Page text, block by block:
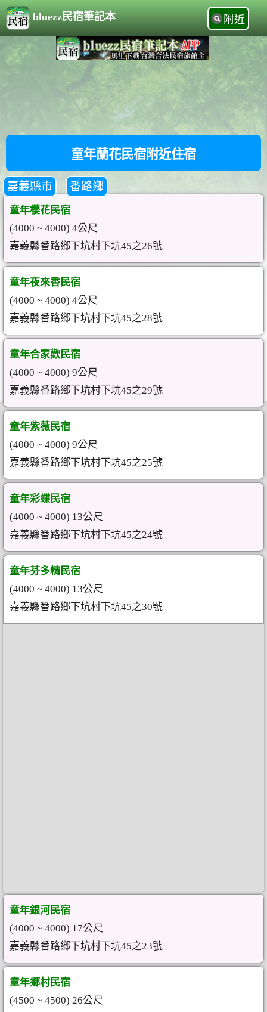
bluezz民宿筆記本 附近
童年蘭花民宿附近住宿
嘉義縣市 番路鄉
童年櫻花民宿
(4000 ~ 4000) 4公尺
嘉義縣番路鄉下坑村下坑45之26號
童年夜來香民宿
(4000 ~ 4000) 4公尺
嘉義縣番路鄉下坑村下坑45之28號
童年合家歡民宿
(4000 ~ 4000) 9公尺
嘉義縣番路鄉下坑村下坑45之29號
童年紫薇民宿
(4000 ~ 4000) 9公尺
嘉義縣番路鄉下坑村下坑45之25號
童年彩蝶民宿
(4000 ~ 4000) 13公尺
嘉義縣番路鄉下坑村下坑45之24號
童年芬多精民宿
(4000 ~ 4000) 13公尺
嘉義縣番路鄉下坑村下坑45之30號
童年銀河民宿
(4000 ~ 4000) 17公尺
嘉義縣番路鄉下坑村下坑45之23號
童年鄉村民宿
(4500 ~ 4500) 26公尺